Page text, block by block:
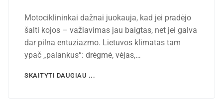
Motociklininkai dažnai juokauja, kad jei pradėjo
šalti kojos – važiavimas jau baigtas, net jei galva
dar pilna entuziazmo. Lietuvos klimatas tam
ypač „palankus“: drėgmė, vėjas,…
SKAITYTI DAUGIAU ...